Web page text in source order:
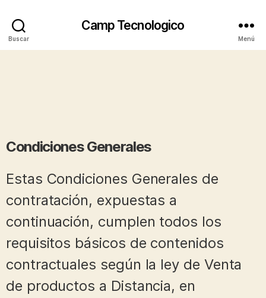
Buscar
Camp Tecnologico
Menú
Condiciones Generales
Estas Condiciones Generales de
contratación, expuestas a
continuación, cumplen todos los
requisitos básicos de contenidos
contractuales según la ley de Venta
de productos a Distancia, en